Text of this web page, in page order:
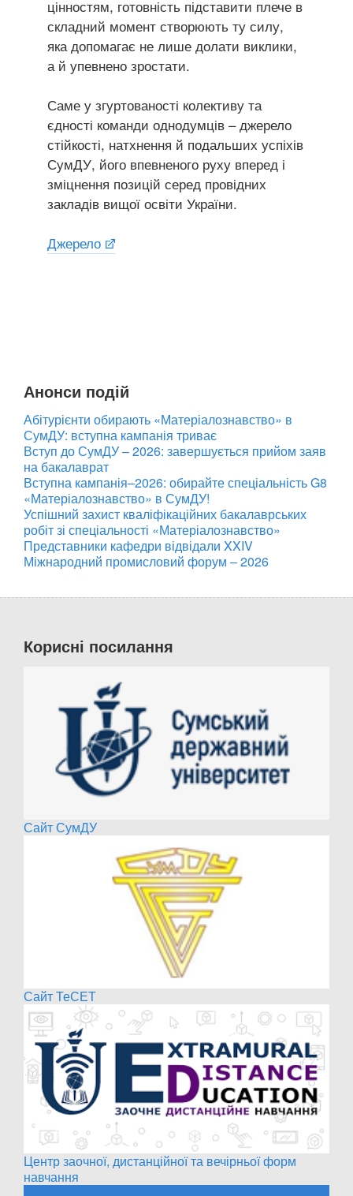
цінностям, готовність підставити плече в
складний момент створюють ту силу,
яка допомагає не лише долати виклики,
а й упевнено зростати.
Саме у згуртованості колективу та
єдності команди однодумців – джерело
стійкості, натхнення й подальших успіхів
СумДУ, його впевненого руху вперед і
зміцнення позицій серед провідних
закладів вищої освіти України.
Джерело
Анонси подій
Абітурієнти обирають «Матеріалознавство» в
СумДУ: вступна кампанія триває
Вступ до СумДУ – 2026: завершується прийом заяв
на бакалаврат
Вступна кампанія–2026: обирайте спеціальність G8
«Матеріалознавство» в СумДУ!
Успішний захист кваліфікаційних бакалаврських
робіт зі спеціальності «Матеріалознавство»
Представники кафедри відвідали XXIV
Міжнародний промисловий форум – 2026
Корисні посилання
Сайт СумДУ
Сайт ТеСЕТ
Центр заочної, дистанційної та вечірньої форм
навчання